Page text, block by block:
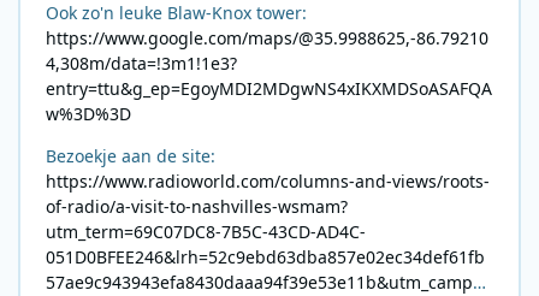
Ook zo'n leuke Blaw-Knox tower:
https://www.google.com/maps/@35.9988625,-86.79210
4,308m/data=!3m1!1e3?
entry=ttu&g_ep=EgoyMDI2MDgwNS4xIKXMDSoASAFQA
w%3D%3D
Bezoekje aan de site:
https://www.radioworld.com/columns-and-views/roots-
of-radio/a-visit-to-nashvilles-wsmam?
utm_term=69C07DC8-7B5C-43CD-AD4C-
051D0BFEE246&lrh=52c9ebd63dba857e02ec34def61fb
57ae9c943943efa8430daaa94f39e53e11b&utm_campai